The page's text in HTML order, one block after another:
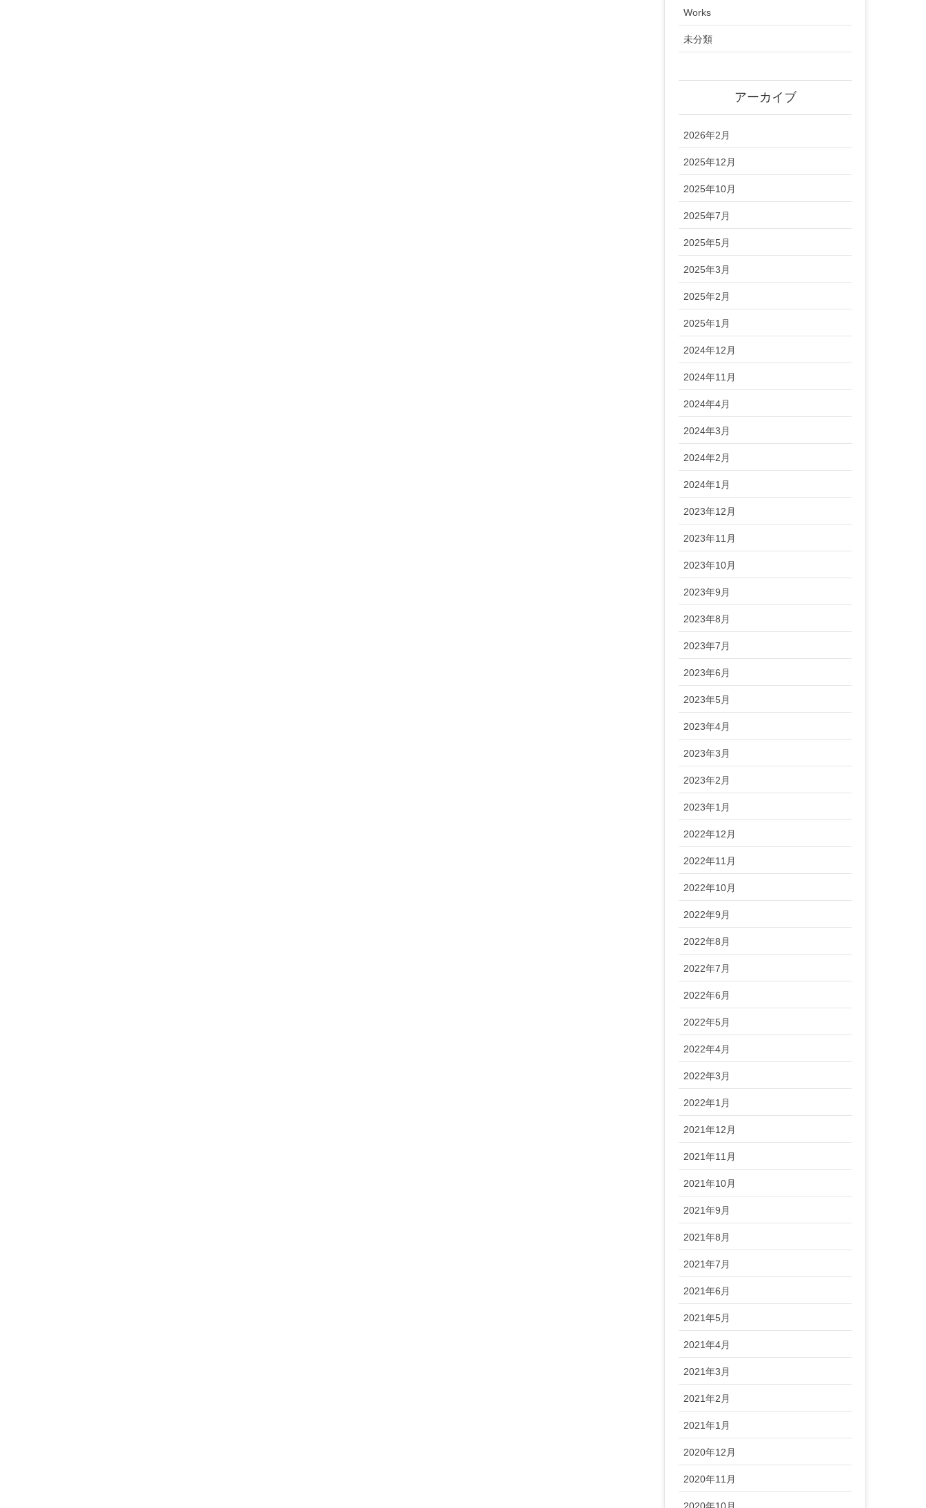
Works
未分類
アーカイブ
2026年2月
2025年12月
2025年10月
2025年7月
2025年5月
2025年3月
2025年2月
2025年1月
2024年12月
2024年11月
2024年4月
2024年3月
2024年2月
2024年1月
2023年12月
2023年11月
2023年10月
2023年9月
2023年8月
2023年7月
2023年6月
2023年5月
2023年4月
2023年3月
2023年2月
2023年1月
2022年12月
2022年11月
2022年10月
2022年9月
2022年8月
2022年7月
2022年6月
2022年5月
2022年4月
2022年3月
2022年1月
2021年12月
2021年11月
2021年10月
2021年9月
2021年8月
2021年7月
2021年6月
2021年5月
2021年4月
2021年3月
2021年2月
2021年1月
2020年12月
2020年11月
2020年10月